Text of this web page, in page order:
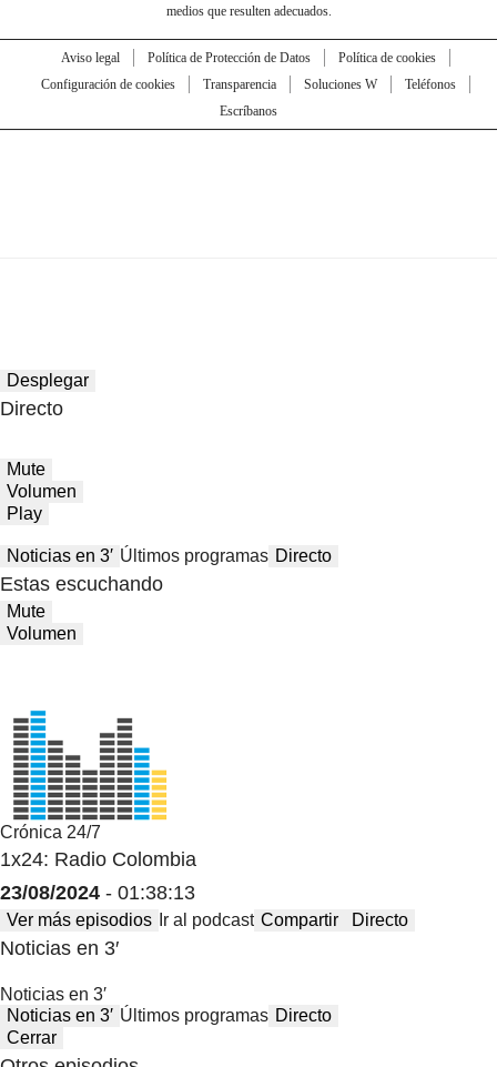
medios que resulten adecuados.
Aviso legal Política de Protección de Datos
Política de cookies
Configuración de cookies
Transparencia Soluciones W
Teléfonos
Escríbanos
Desplegar
Directo
Mute
Volumen
Play
Noticias en 3′ Últimos programas Directo
Estas escuchando
Mute
Volumen
Crónica 24/7
1x24: Radio Colombia
23/08/2024 - 01:38:13
Ver más episodios Ir al podcast Compartir Directo
Noticias en 3′
Noticias en 3′
Noticias en 3′ Últimos programas Directo
Cerrar